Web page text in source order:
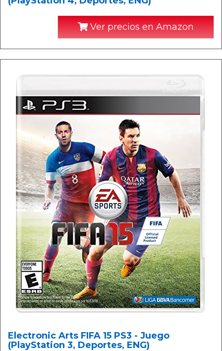
Ver precios en Amazon
Electronic Arts FIFA 15 PS3 - Juego
(PlayStation 3, Deportes, ENG)